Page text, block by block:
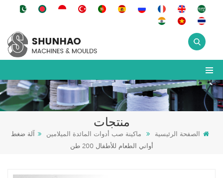
منتجات
الصفحة الرئيسية ماكينة صب أدوات المائدة الميلامين
آلة ضغط
أواني الطعام للأطفال 200 طن